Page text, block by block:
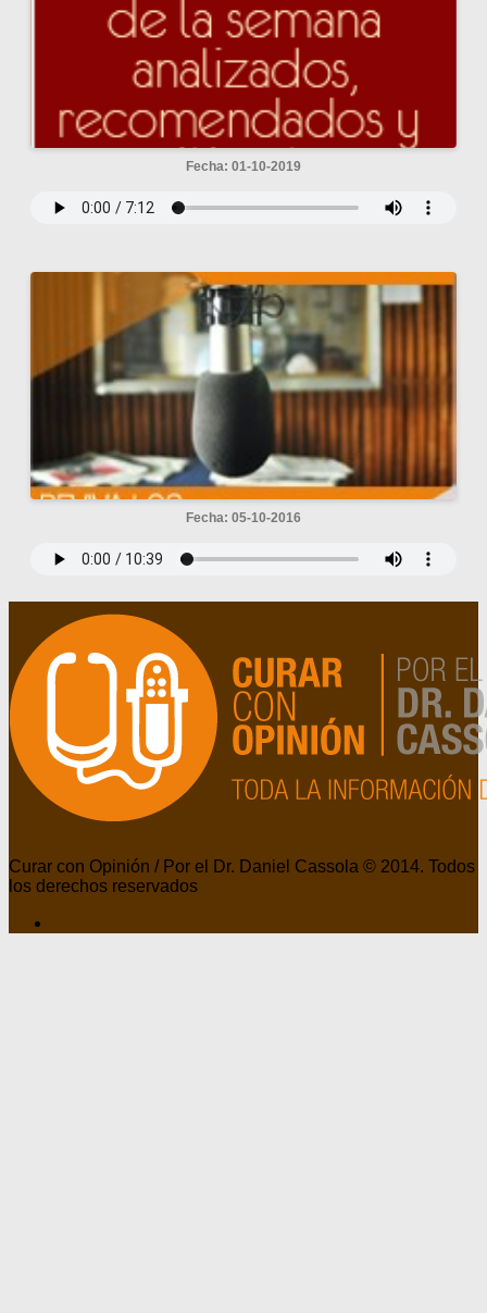
Fecha: 01-10-2019
Fecha: 05-10-2016
Curar con Opinión / Por el Dr. Daniel Cassola © 2014. Todos
los derechos reservados